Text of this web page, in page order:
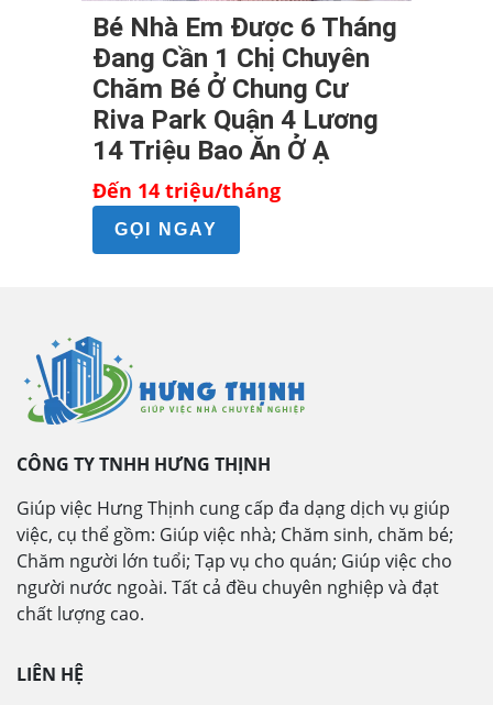
Bé Nhà Em Được 6 Tháng
Đang Cần 1 Chị Chuyên
Chăm Bé Ở Chung Cư
Riva Park Quận 4 Lương
14 Triệu Bao Ăn Ở Ạ
Đến 14 triệu/tháng
GỌI NGAY
CÔNG TY TNHH HƯNG THỊNH
Giúp việc Hưng Thịnh cung cấp đa dạng dịch vụ giúp
việc, cụ thể gồm: Giúp việc nhà; Chăm sinh, chăm bé;
Chăm người lớn tuổi; Tạp vụ cho quán; Giúp việc cho
người nước ngoài. Tất cả đều chuyên nghiệp và đạt
chất lượng cao.
LIÊN HỆ